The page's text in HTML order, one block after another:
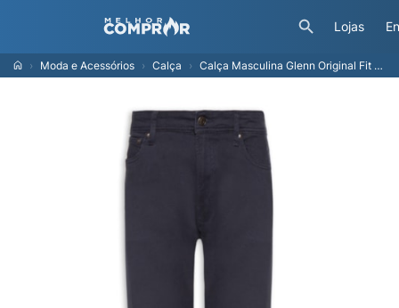
Lojas
Moda e Acessórios Calça Calça Masculina Glenn Original Fit - Azul